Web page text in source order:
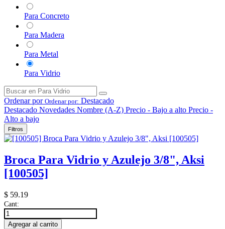
Para Concreto
Para Madera
Para Metal
Para Vidrio
Ordenar por Ordenar por: Destacado
Destacado Novedades Nombre (A-Z) Precio - Bajo a alto Precio -
Alto a bajo
Filtros
Broca Para Vidrio y Azulejo 3/8", Aksi
[100505]
$ 59.19
Cant:
Agregar al carrito